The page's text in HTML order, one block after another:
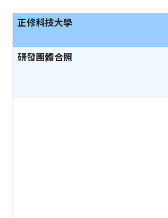
正修科技大學
研發團體合照